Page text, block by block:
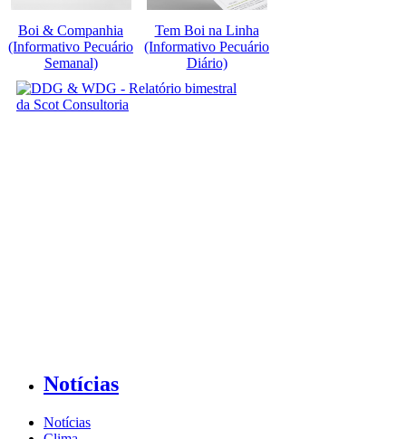
Boi & Companhia
(Informativo Pecuário
Semanal)
Tem Boi na Linha
(Informativo Pecuário
Diário)
Notícias
Notícias